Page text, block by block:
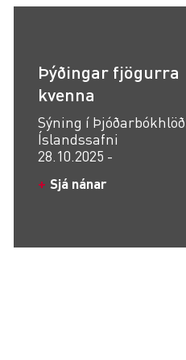
Þýðingar fjögurra
kvenna
Sýning í
Íslandssafni
28.10.2025 -
Sjá nánar